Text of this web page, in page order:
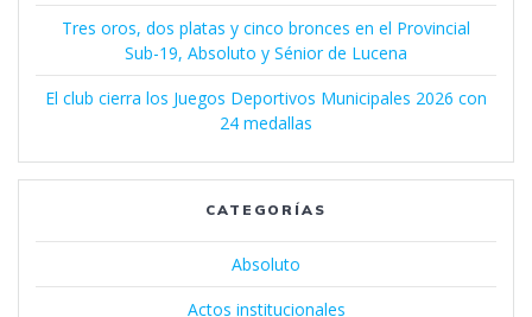
Tres oros, dos platas y cinco bronces en el Provincial
Sub-19, Absoluto y Sénior de Lucena
El club cierra los Juegos Deportivos Municipales 2026 con
24 medallas
CATEGORÍAS
Absoluto
Actos institucionales